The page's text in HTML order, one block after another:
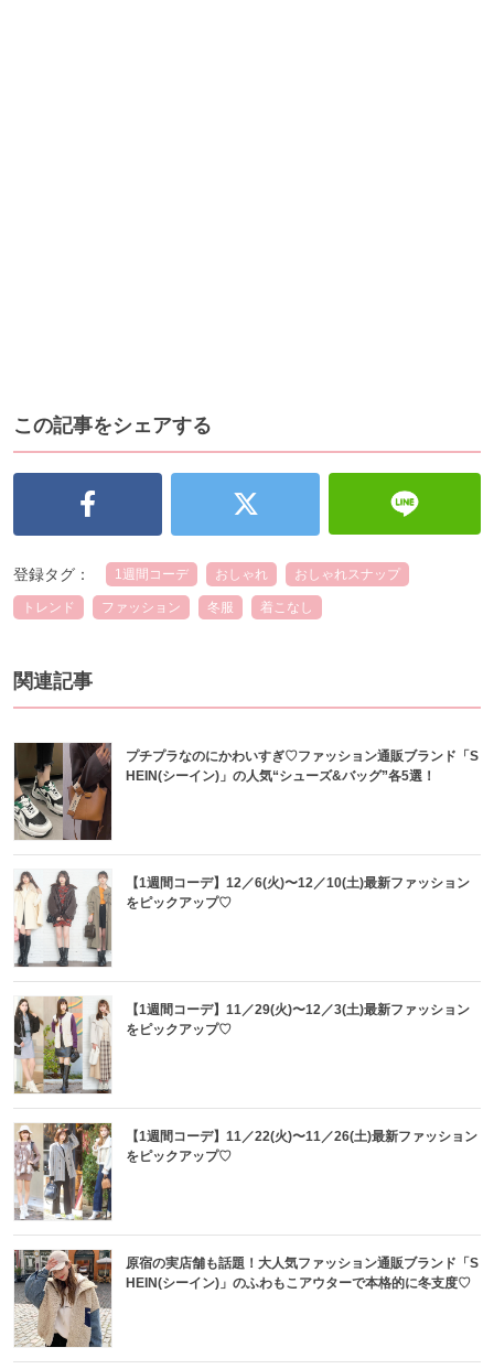
この記事をシェアする
登録タグ： 1週間コーデ おしゃれ おしゃれスナップ
トレンド ファッション 冬服 着こなし
関連記事
プチプラなのにかわいすぎ♡ファッション通販ブランド「S
HEIN(シーイン)」の人気“シューズ&バッグ”各5選！
【1週間コーデ】12／6(火)〜12／10(土)最新ファッション
をピックアップ♡
【1週間コーデ】11／29(火)〜12／3(土)最新ファッション
をピックアップ♡
【1週間コーデ】11／22(火)〜11／26(土)最新ファッション
をピックアップ♡
原宿の実店舗も話題！大人気ファッション通販ブランド「S
HEIN(シーイン)」のふわもこアウターで本格的に冬支度♡